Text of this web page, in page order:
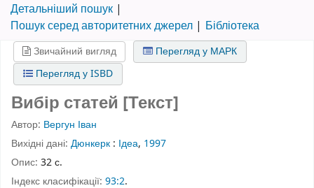
Детальніший пошук
Пошук серед авторитетних джерел
Бібліотека
Звичайний вигляд
Перегляд у МАРК
Перегляд у ISBD
Вибір статей [Текст]
Автор: Вергун Іван
Вихідні дані: Дюнкерк : Ідеа, 1997
Опис: 32 с.
Індекс класифікації: 93:2.